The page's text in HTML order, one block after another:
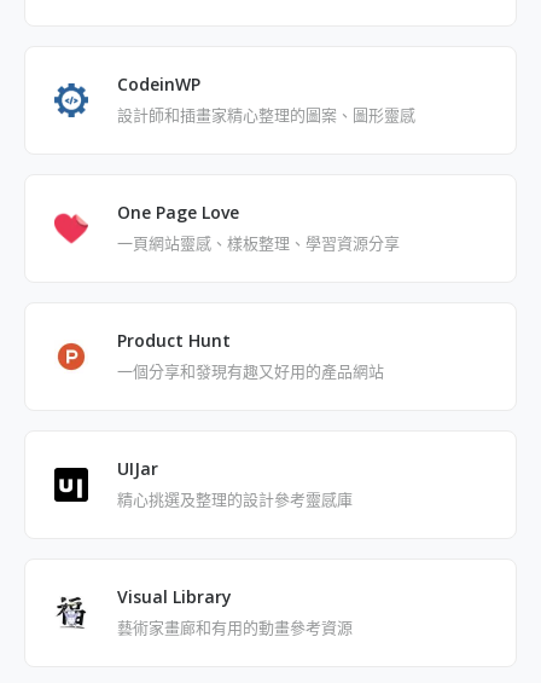
CodeinWP
設計師和插畫家精心整理的圖案、圖形靈感
One Page Love
一頁網站靈感、樣板整理、學習資源分享
Product Hunt
一個分享和發現有趣又好用的產品網站
UIJar
精心挑選及整理的設計參考靈感庫
Visual Library
藝術家畫廊和有用的動畫參考資源